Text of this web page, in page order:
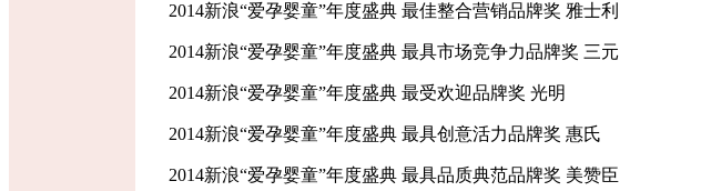
2014新浪“爱孕婴童”年度盛典 最佳整合营销品牌奖 雅士利
2014新浪“爱孕婴童”年度盛典 最具市场竞争力品牌奖 三元
2014新浪“爱孕婴童”年度盛典 最受欢迎品牌奖 光明
2014新浪“爱孕婴童”年度盛典 最具创意活力品牌奖 惠氏
2014新浪“爱孕婴童”年度盛典 最具品质典范品牌奖 美赞臣